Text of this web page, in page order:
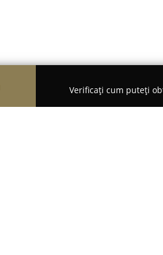
Verificați cum puteți